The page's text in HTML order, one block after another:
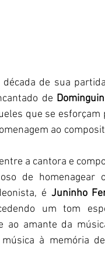
de sua
de
que se
ao
a cantora e
de
é Juninho
um tom
ao amante da
à memória